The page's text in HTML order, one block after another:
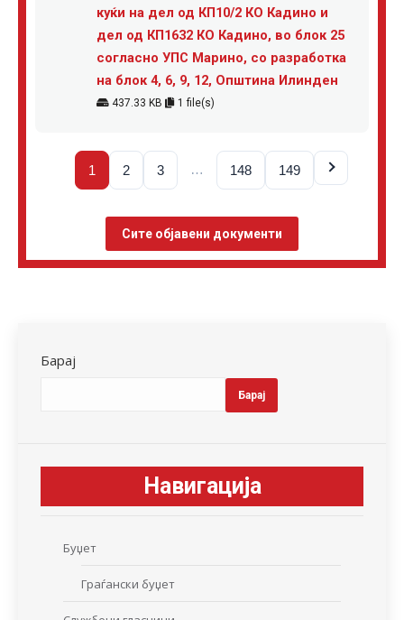
куќи на дел од КП10/2 КО Кадино и
дел од КП1632 КО Кадино, во блок 25
согласно УПС Марино, со разработка
на блок 4, 6, 9, 12, Општина Илинден
437.33 KB 1 file(s)
1 2 3 … 148 149
Сите објавени документи
Барај
Барај
Навигација
Буџет
Граѓански буџет